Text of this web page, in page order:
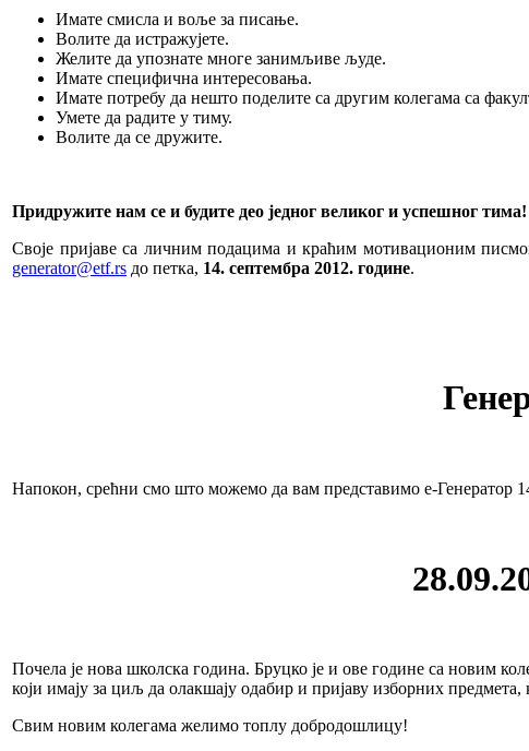
Имате смисла и воље за писање.
Волите да истражујете.
Желите да упознате многе занимљиве људе.
Имате специфична интересовања.
Имате потребу да нешто поделите са другим колегама са
Умете да радите у тиму.
Волите да се дружите.
Придружите нам се и будите део једног великог и успешног тима!
Своје пријаве са личним подацима и краћим мотивационим
generator@etf.rs до петка, 14. септембра 2012. године.
Напокон, срећни смо што можемо да вам представимо е-Генератор
Почела је нова школска година. Бруцко је и ове године са новим
који имају за циљ да олакшају одабир и пријаву изборних
Свим новим колегама желимо топлу добродошлицу!